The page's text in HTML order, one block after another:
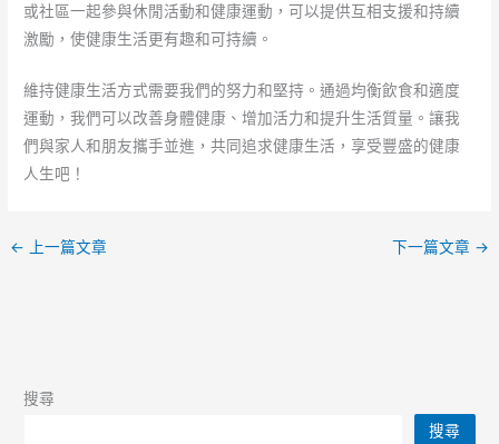
或社區一起參與休閒活動和健康運動，可以提供互相支援和持續
激勵，使健康生活更有趣和可持續。
維持健康生活方式需要我們的努力和堅持。通過均衡飲食和適度
運動，我們可以改善身體健康、增加活力和提升生活質量。讓我
們與家人和朋友攜手並進，共同追求健康生活，享受豐盛的健康
人生吧！
← 上一篇文章 下一篇文章 →
搜尋
搜尋